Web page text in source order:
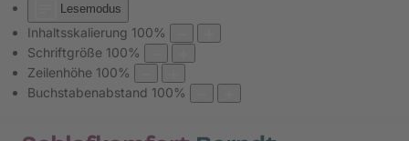
Lesemodus
Inhaltsskalierung 100%
Schriftgröße 100%
Zeilenhöhe 100%
Buchstabenabstand 100%